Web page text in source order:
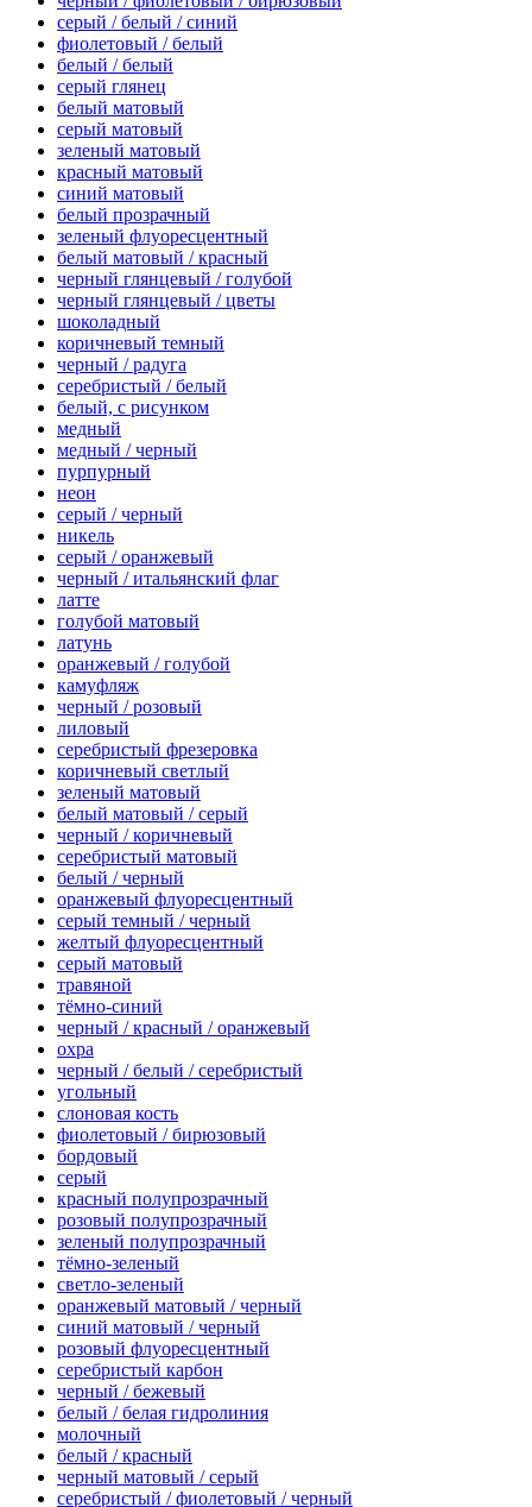
серый / белый / синий
фиолетовый / белый
белый / белый
серый глянец
белый матовый
серый матовый
зеленый матовый
красный матовый
синий матовый
белый прозрачный
зеленый флуоресцентный
белый матовый / красный
черный глянцевый / голубой
черный глянцевый / цветы
шоколадный
коричневый темный
черный / радуга
серебристый / белый
белый, с рисунком
медный
медный / черный
пурпурный
неон
серый / черный
никель
серый / оранжевый
черный / итальянский флаг
латте
голубой матовый
латунь
оранжевый / голубой
камуфляж
черный / розовый
лиловый
серебристый фрезеровка
коричневый светлый
зеленый матовый
белый матовый / серый
черный / коричневый
серебристый матовый
белый / черный
оранжевый флуоресцентный
серый темный / черный
желтый флуоресцентный
серый матовый
травяной
тёмно-синий
черный / красный / оранжевый
охра
черный / белый / серебристый
угольный
слоновая кость
фиолетовый / бирюзовый
бордовый
серый
красный полупрозрачный
розовый полупрозрачный
зеленый полупрозрачный
тёмно-зеленый
светло-зеленый
оранжевый матовый / черный
синий матовый / черный
розовый флуоресцентный
серебристый карбон
черный / бежевый
белый / белая гидролиния
молочный
белый / красный
черный матовый / серый
серебристый / фиолетовый / черный